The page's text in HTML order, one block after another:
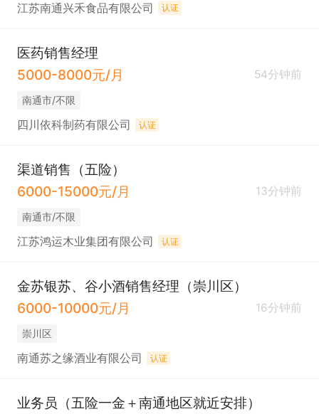
江苏南通兴禾食品有限公司 认证
医药销售经理
5000-8000元/月
54分钟前
南通市/不限
四川依科制药有限公司 认证
渠道销售（五险）
6000-15000元/月
13分钟前
南通市/不限
江苏鸿运木业集团有限公司 认证
金苏银苏、谷小酒销售经理（崇川区）
6000-10000元/月
16分钟前
崇川区
南通苏之缘酒业有限公司 认证
业务员（五险一金＋南通地区就近安排）